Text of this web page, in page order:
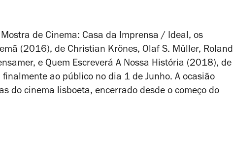
de Cinema: Casa da Imprensa / Ideal, os
(2016), de Christian Krönes, Olaf S. Müller, Roland
e Quem Escreverá A Nossa História (2018), de
ao público no dia 1 de Junho. A ocasião
do cinema lisboeta, encerrado desde o começo do